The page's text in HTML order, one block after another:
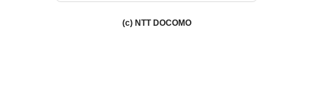
(c) NTT DOCOMO